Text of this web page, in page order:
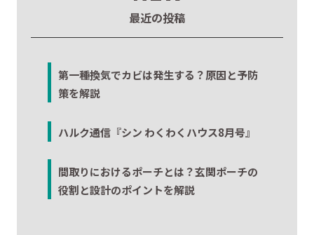
最近の投稿
第一種換気でカビは発生する？原因と予防
策を解説
ハルク通信『シン わくわくハウス8月号』
間取りにおけるポーチとは？玄関ポーチの
役割と設計のポイントを解説